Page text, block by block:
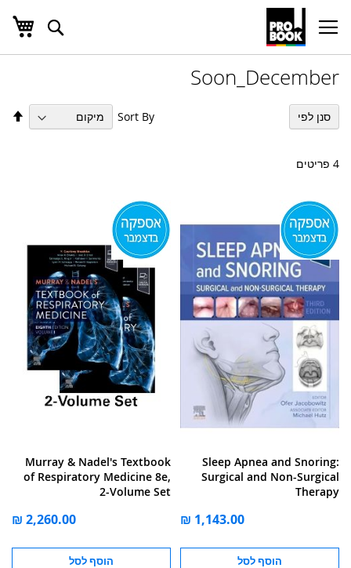
Skip
חפש
Soon_December
4 פריטים
Sort By
Sleep Apnea and Snoring:
Surgical and Non-Surgical
Therapy
הוסף לסל
Murray & Nadel's Textbook
of Respiratory Medicine 8e,
2-Volume Set
הוסף לסל
סנן לפי